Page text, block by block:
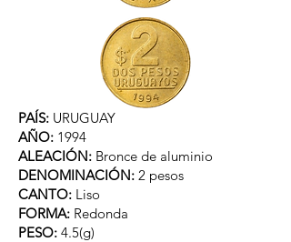
PAÍS: URUGUAY
AÑO: 1994
ALEACIÓN: Bronce de aluminio
DENOMINACIÓN: 2 pesos
CANTO: Liso
FORMA: Redonda
PESO: 4.5(g)